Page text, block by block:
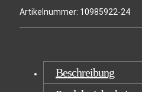
Artikelnummer: 10985922-24
Beschreibung